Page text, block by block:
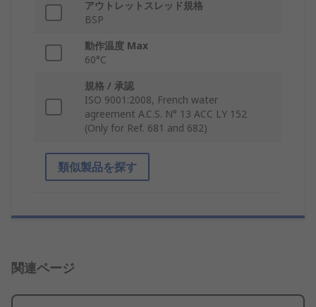
アウトレットスレッド規格
BSP
動作温度 Max
60°C
規格 / 承認
ISO 9001:2008, French water
agreement A.C.S. N° 13 ACC LY 152
(Only for Ref. 681 and 682)
類似製品を探す
関連ページ